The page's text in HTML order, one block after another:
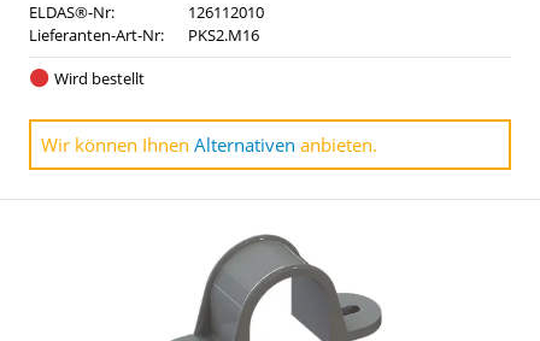
ELDAS®-Nr:
126112010
Lieferanten-Art-Nr:
PKS2.M16
Wird bestellt
Wir können Ihnen Alternativen anbieten.